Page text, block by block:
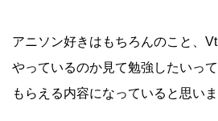
アニソン好きはもちろんのこと、
やっているのか見て勉強したいっ
もらえる内容になっていると思いま